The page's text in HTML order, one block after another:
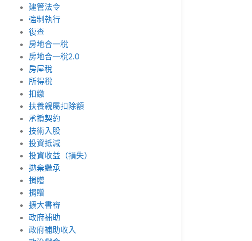
建管法令
強制執行
復查
房地合一稅
房地合一稅2.0
房屋稅
所得稅
扣繳
扶養親屬扣除額
承攬契約
技術入股
投資抵減
投資收益（損失）
拋棄繼承
捐贈
捐贈
擴大書審
政府補助
政府補助收入